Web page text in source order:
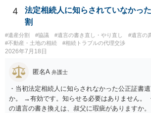
揃える必要があります。その点是非御注意くだ
4
法定相続人に知らされていなかっ
割
#遺産分割 #協議 #遺言の書き直し・やり直し
#遺言の
#不動産・土地の相続
#相続トラブルの代理交渉
2026年7月18日
匿名A 弁護士
・当初法定相続人に知らされなかった公正証書
か。 →有効です。知らせる必要はありません。
の遺言の書き換えは、叔父に瑕疵がありますか